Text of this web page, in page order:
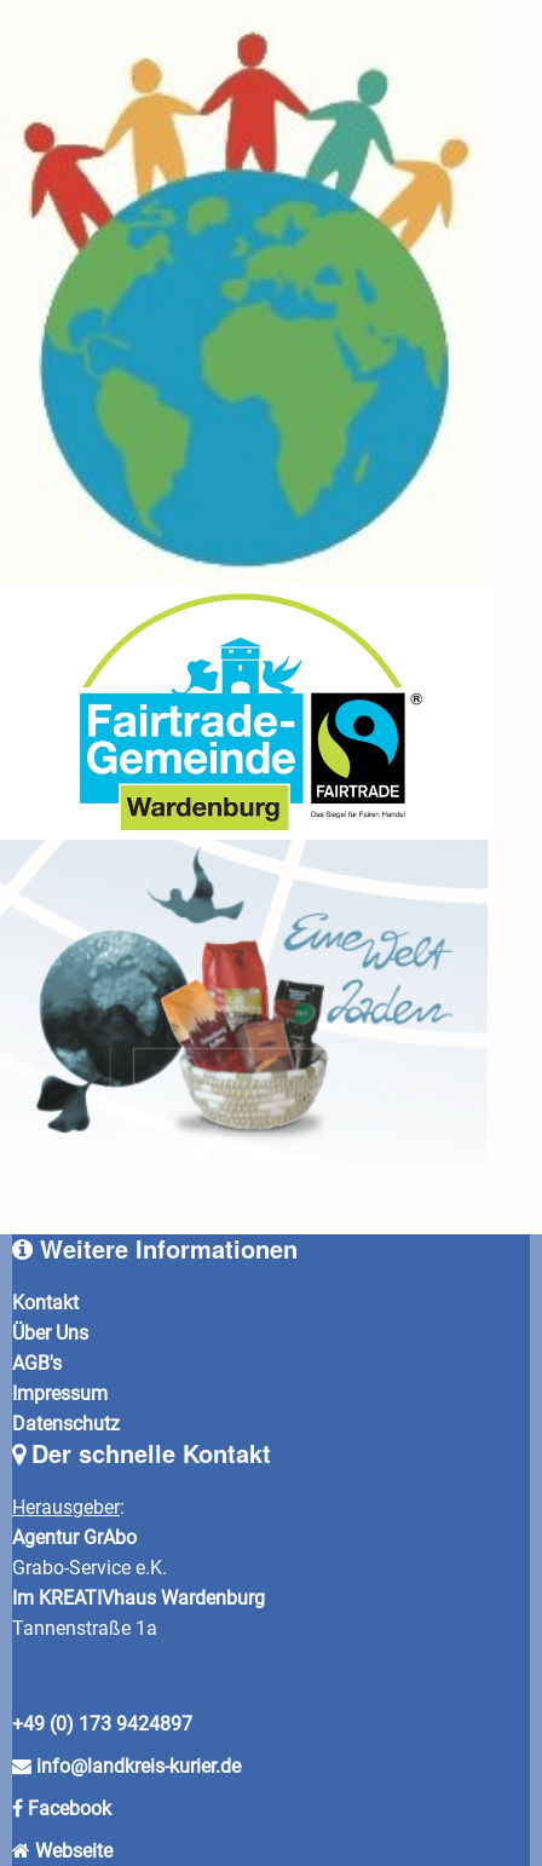
Weitere Informationen
Kontakt
Über Uns
AGB's
Impressum
Datenschutz
Der schnelle Kontakt
Herausgeber:
Agentur GrAbo
Grabo-Service e.K.
Im KREATIVhaus Wardenburg
Tannenstraße 1a
+49 (0) 173 9424897
info@landkreis-kurier.de
Facebook
Webseite